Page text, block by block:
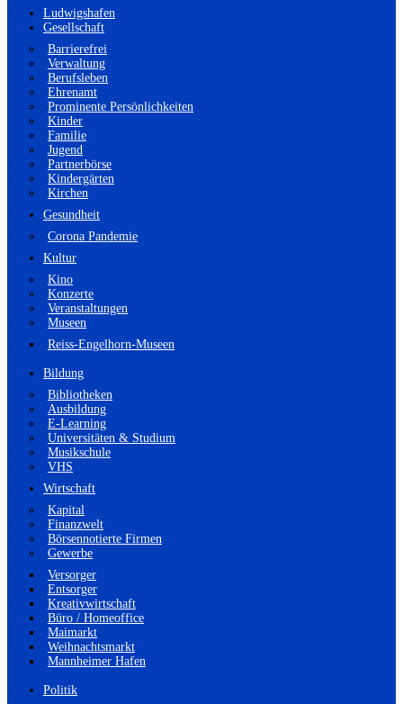
Ludwigshafen
Gesellschaft
Barrierefrei
Verwaltung
Berufsleben
Ehrenamt
Prominente Persönlichkeiten
Kinder
Familie
Jugend
Partnerbörse
Kindergärten
Kirchen
Gesundheit
Corona Pandemie
Kultur
Kino
Konzerte
Veranstaltungen
Museen
Reiss-Engelhorn-Museen
Bildung
Bibliotheken
Ausbildung
E-Learning
Universitäten & Studium
Musikschule
VHS
Wirtschaft
Kapital
Finanzwelt
Börsennotierte Firmen
Gewerbe
Versorger
Entsorger
Kreativwirtschaft
Büro / Homeoffice
Maimarkt
Weihnachtsmarkt
Mannheimer Hafen
Politik